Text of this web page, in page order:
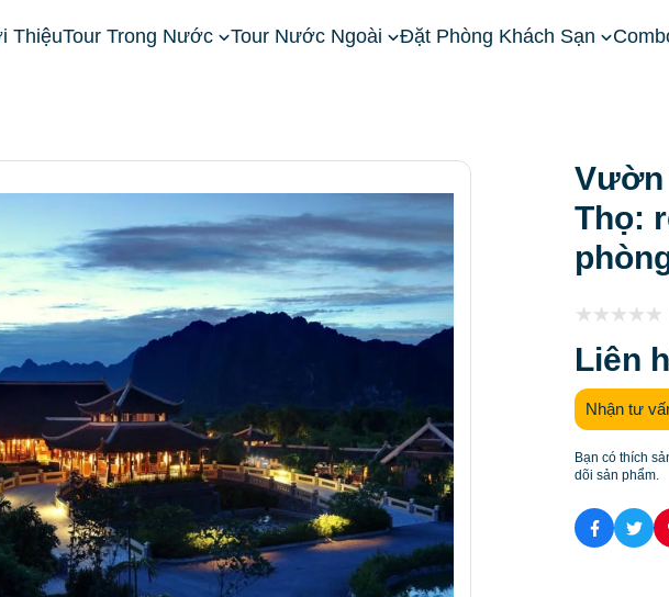
ThiệuTour Trong Nước Tour Nước Ngoài Đặt Phòng Khách Sạn
Sạn
Vườn
Thọ:
Liên
Nhận tư
Bạn có thích
dõi sản phẩm.